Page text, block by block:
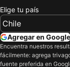
Elige tu país
Agregar en Google
Encuentra nuestros
fácilmente: agrega
fuente preferida en